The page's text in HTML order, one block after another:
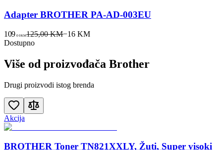
Adapter BROTHER PA-AD-003EU
109 00KM125,00 KM−16 KM
Dostupno
Više od proizvođača Brother
Drugi proizvodi istog brenda
Akcija
BROTHER Toner TN821XXLY, Žuti, Super visoki